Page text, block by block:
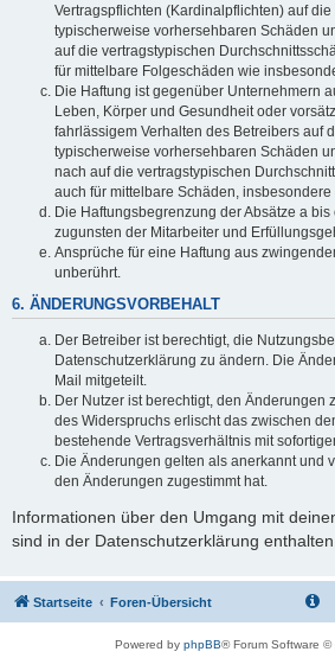
Vertragspflichten (Kardinalpflichten) auf
typischerweise vorhersehbaren Schäden
auf die vertragstypischen
für mittelbare Folgeschäden wie
Die Haftung ist gegenüber Unternehmern
Leben, Körper und Gesundheit oder
fahrlässigem Verhalten des Betreibers auf
typischerweise vorhersehbaren Schäden
nach auf die vertragstypischen
auch für mittelbare Schäden, insbesondere
Die Haftungsbegrenzung der Absätze a
zugunsten der Mitarbeiter und
Ansprüche für eine Haftung aus
unberührt.
6. ÄNDERUNGSVORBEHALT
Der Betreiber ist berechtigt, die
Datenschutzerklärung zu ändern. Die
Mail mitgeteilt.
Der Nutzer ist berechtigt, den Änderungen
des Widerspruchs erlischt das zwischen
bestehende Vertragsverhältnis mit
Die Änderungen gelten als anerkannt und
den Änderungen zugestimmt hat.
Informationen über den Umgang mit
sind in der Datenschutzerklärung enthalten.
Startseite Foren-Übersicht
Powered by phpBB® Forum Software ©